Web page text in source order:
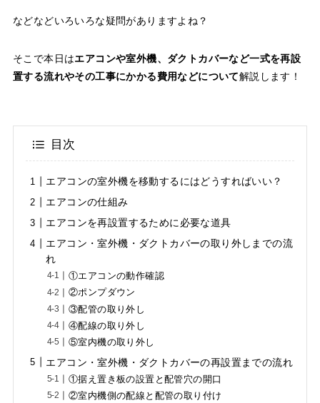
などなどいろいろな疑問がありますよね？
そこで本日はエアコンや室外機、ダクトカバーなど一式を再設
置する流れやその工事にかかる費用などについて解説します！
目次
エアコンの室外機を移動するにはどうすればいい？
エアコンの仕組み
エアコンを再設置するために必要な道具
エアコン・室外機・ダクトカバーの取り外しまでの流
れ
①エアコンの動作確認
②ポンプダウン
③配管の取り外し
④配線の取り外し
⑤室内機の取り外し
エアコン・室外機・ダクトカバーの再設置までの流れ
①据え置き板の設置と配管穴の開口
②室内機側の配線と配管の取り付け